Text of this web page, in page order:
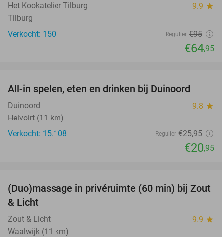
Het Kookatelier Tilburg 9.9 star
Tilburg
Verkocht: 150
Regulier €95
€64,95
All-in spelen, eten en drinken bij Duinoord
Duinoord 9.8 star
Helvoirt (11 km)
Verkocht: 15.108
Regulier €25,95
€20,95
49%
(Duo)massage in privéruimte (60 min) bij Zout
& Licht
Zout & Licht 9.9 star
Waalwijk (11 km)